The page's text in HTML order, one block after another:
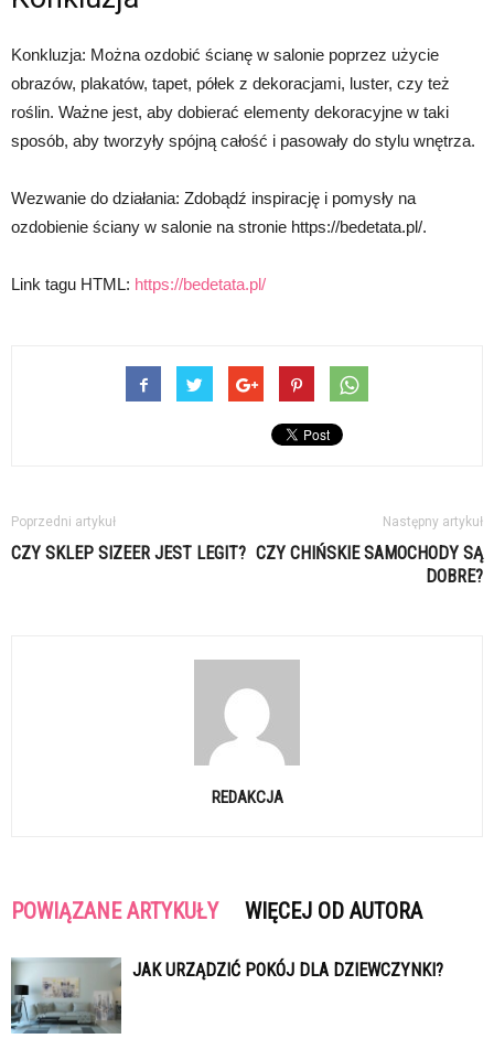
Konkluzja: Można ozdobić ścianę w salonie poprzez użycie
obrazów, plakatów, tapet, półek z dekoracjami, luster, czy też
roślin. Ważne jest, aby dobierać elementy dekoracyjne w taki
sposób, aby tworzyły spójną całość i pasowały do stylu wnętrza.
Wezwanie do działania: Zdobądź inspirację i pomysły na
ozdobienie ściany w salonie na stronie https://bedetata.pl/.
Link tagu HTML: https://bedetata.pl/
Poprzedni artykuł
CZY SKLEP SIZEER JEST LEGIT?
Następny artykuł
CZY CHIŃSKIE SAMOCHODY SĄ
DOBRE?
REDAKCJA
POWIĄZANE ARTYKUŁY WIĘCEJ OD AUTORA
JAK URZĄDZIĆ POKÓJ DLA DZIEWCZYNKI?